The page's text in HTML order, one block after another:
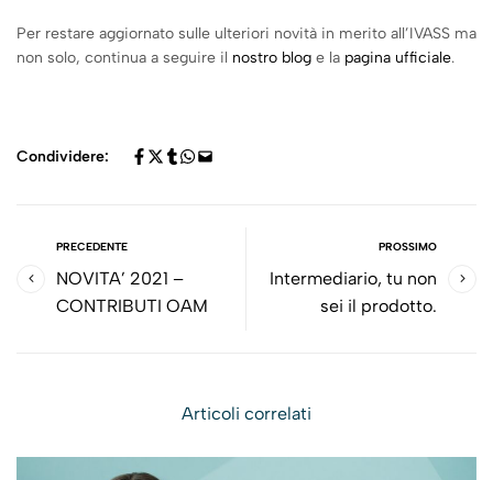
Per restare aggiornato sulle ulteriori novità in merito all’IVASS ma
non solo, continua a seguire il nostro blog e la pagina ufficiale.
Condividere:
PRECEDENTE
NOVITA’ 2021 –
CONTRIBUTI OAM
PROSSIMO
Intermediario, tu non
sei il prodotto.
Articoli correlati